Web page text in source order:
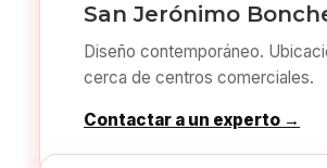
San Jerónimo
Diseño contemporáneo.
cerca de centros comerciales.
Contactar a un experto →